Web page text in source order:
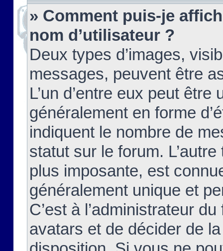
» Comment puis-je
nom d’utilisateur ?
Deux types d’images,
messages, peuvent être
L’un d’entre eux peut
généralement en forme
indiquent le nombre de
statut sur le forum.
plus imposante, est
généralement unique et
C’est à l’administrateur
avatars et de décider de